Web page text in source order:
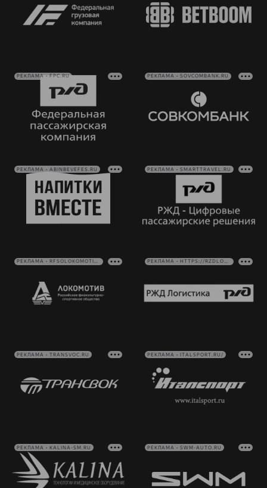
РЕКЛАМА • FPC.RU РЕКЛАМА • SOVCOMBANK.RU
РЕКЛАМА • ABINBEVEFES.RU РЕКЛАМА • SMARTTRAVEL.RU
РЕКЛАМА • RFSOLOKOMOTIV.RU РЕКЛАМА • HTTPS://RZDLOG.RU/
РЕКЛАМА • TRANSVOC.RU РЕКЛАМА • ITALSPORT.RU/
РЕКЛАМА • KALINA-SM.RU РЕКЛАМА • SWM-AUTO.RU